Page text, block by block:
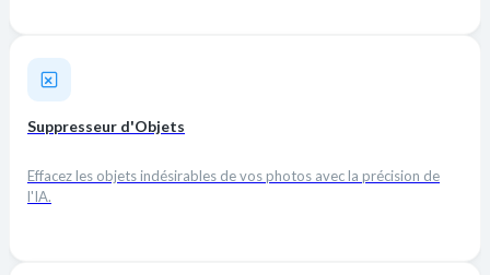
Suppresseur d'Objets
Effacez les objets indésirables de vos photos avec la précision de
l'IA.